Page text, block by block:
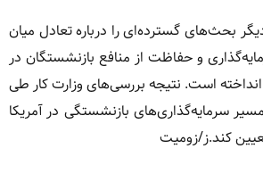
بحث‌های گسترده‌ای را درباره تعادل میان
و حفاظت از منافع بازنشستگان در
انداخته است. نتیجه بررسی‌های وزارت کار طی
سرمایه‌گذاری‌های بازنشستگی در آمریکا
کند.ز/زومیت